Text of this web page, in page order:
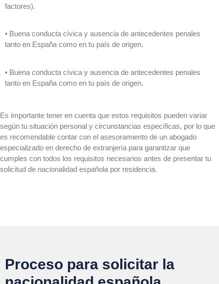
factores).
• Buena conducta cívica y ausencia de antecedentes penales
tanto en España como en tu país de origen.
• Buena conducta cívica y ausencia de antecedentes penales
tanto en España como en tu país de origen.
Es importante tener en cuenta que estos requisitos pueden variar
según tu situación personal y circunstancias específicas, por lo que
es recomendable contar con el asesoramiento de un abogado
especializado en derecho de extranjería para garantizar que
cumples con todos los requisitos necesarios antes de presentar tu
solicitud de nacionalidad española por residencia.
Proceso para solicitar la